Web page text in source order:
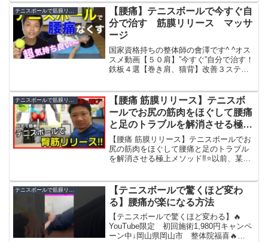
か世の中に出ない情報をお届けします。
効果的な治療ポイントやセ...
テニスボールで筋膜リリース
【腰痛】テニスボールで今すぐ自
分で治す 筋膜リリース マッサ
ージ
国家資格持ちの整体師の會澤です^ ^オス
スメ動画【５０肩】”今すぐ”自分で治す！
鉄板４選【巻き肩、猫背】改善３ステッ
がす【太もも痩せ】整体師が教える太も
も痩せトレーニン...
テニスボールで筋膜リリース
【腰痛 筋膜リリース】テニスボ
ールでお尻の筋肉をほぐして腰痛
と足のトラブルを解消させる極上
メソッド‼️【大阪 整体院 カラダコ
ンディショニングミツ 阿倍野
【腰痛 筋膜リリース】テニスボールでお
尻の筋肉をほぐして腰痛と足のトラブル
を解消させる極上メソッド‼️⭐以前、某雑
ます‼️⬇️日本人の国民病ともいわれる腰
痛。マッサージ...
【テニスボールで驚くほど変わ
る】腰痛が楽になる方法
【テニスボールで驚くほど変わる】🔥
YouTube限定 初回施術1,980円キャンペ
ーン中↓岡山県岡山市 整体院福喜⁡🔥